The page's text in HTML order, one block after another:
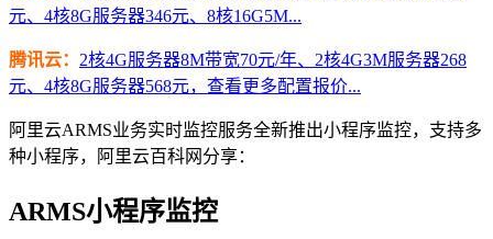
元、4核8G服务器346元、8核16G5M...
腾讯云： 2核4G服务器8M带宽70元/年、2核4G3M服务器268
元、4核8G服务器568元，查看更多配置报价...
阿里云ARMS业务实时监控服务全新推出小程序监控，支持多
种小程序，阿里云百科网分享：
ARMS小程序监控